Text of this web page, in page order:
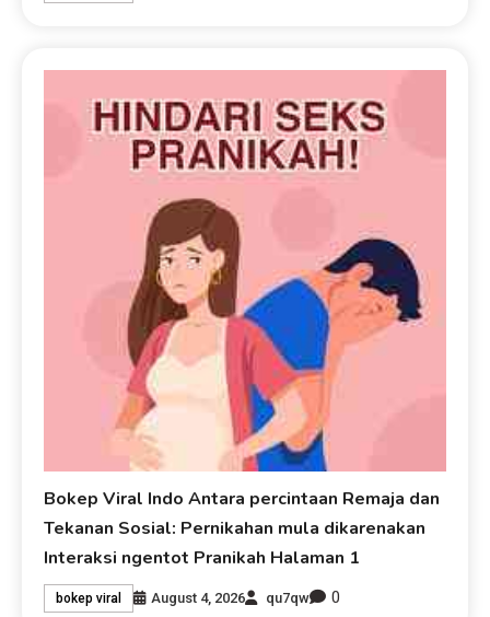
Bokep Viral Indo Antara percintaan Remaja dan
Tekanan Sosial: Pernikahan mula dikarenakan
Interaksi ngentot Pranikah Halaman 1
bokep viral August 4, 2026 qu7qw 0